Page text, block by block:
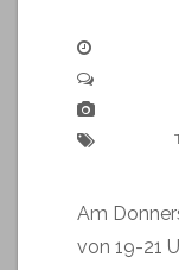
Am
von 19-21